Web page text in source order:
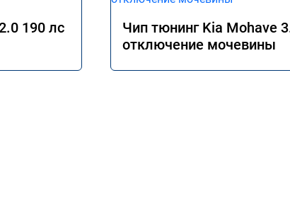
190 лс
Чип тюнинг Kia Mohave
отключение мочевины